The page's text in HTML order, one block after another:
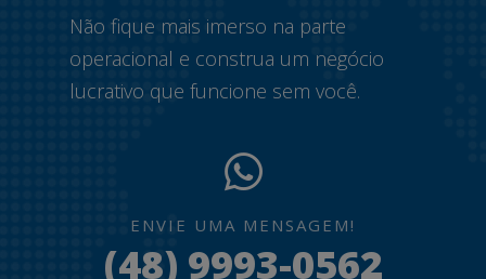
Não fique mais imerso na parte
operacional e construa um negócio
lucrativo que funcione sem você.
ENVIE UMA MENSAGEM!
(48) 9993-0562